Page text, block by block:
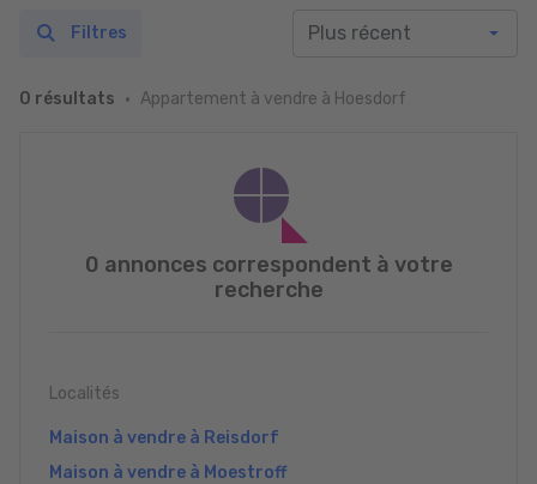
0 résultats Appartement à vendre à Hoesdorf
Filtres
0 annonces correspondent à votre
recherche
Localités
Maison à vendre à Reisdorf
Maison à vendre à Moestroff